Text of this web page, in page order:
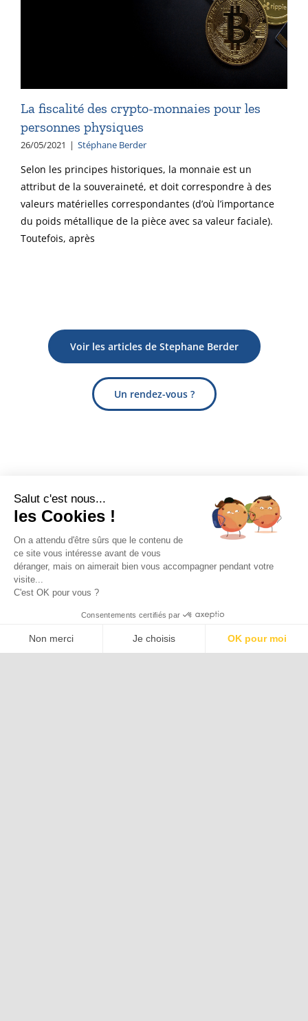
La fiscalité des crypto-monnaies pour les
personnes physiques
26/05/2021 | Stéphane Berder
Selon les principes historiques, la monnaie est un
attribut de la souveraineté, et doit correspondre à des
valeurs matérielles correspondantes (d’où l’importance
du poids métallique de la pièce avec sa valeur faciale).
Toutefois, après
Voir les articles de Stephane Berder
Un rendez-vous ?
Salut c'est nous...
les Cookies !
On a attendu d'être sûrs que le contenu de
ce site vous intéresse avant de vous
déranger, mais on aimerait bien vous accompagner pendant votre
visite...
C'est OK pour vous ?
Consentements certifiés par
Non merci Je choisis
OK pour moi